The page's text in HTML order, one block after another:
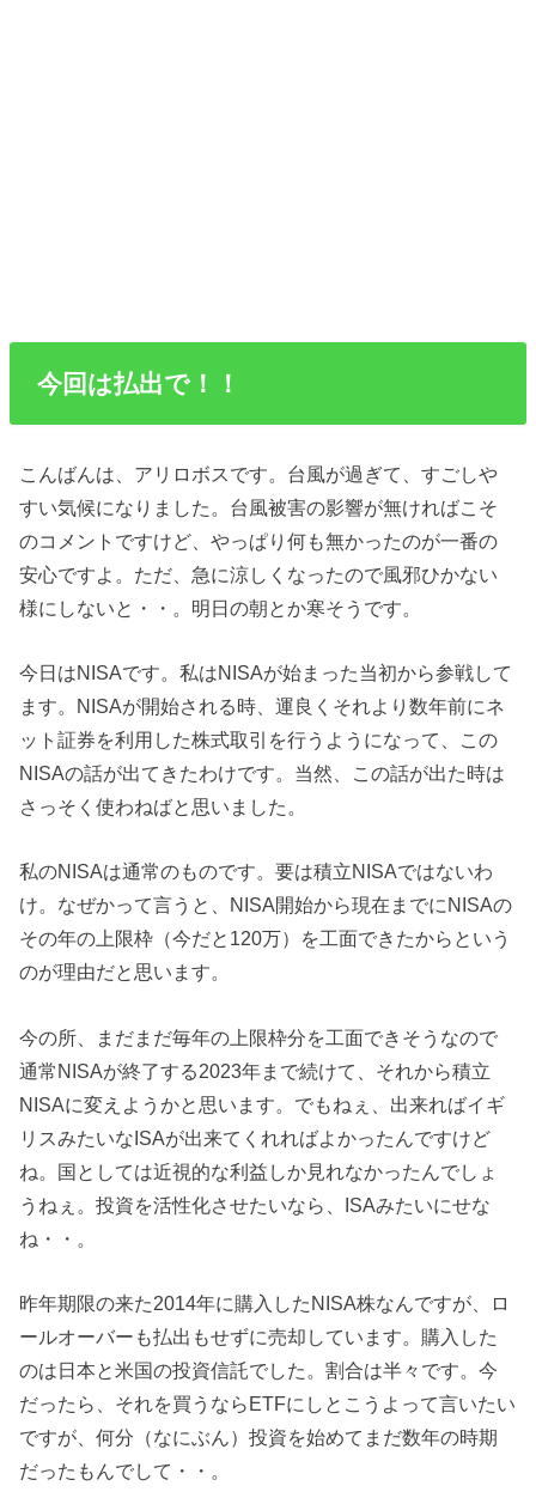
今回は払出で！！
こんばんは、アリロボスです。台風が過ぎて、すごしや
すい気候になりました。台風被害の影響が無ければこそ
のコメントですけど、やっぱり何も無かったのが一番の
安心ですよ。ただ、急に涼しくなったので風邪ひかない
様にしないと・・。明日の朝とか寒そうです。
今日はNISAです。私はNISAが始まった当初から参戦して
ます。NISAが開始される時、運良くそれより数年前にネ
ット証券を利用した株式取引を行うようになって、この
NISAの話が出てきたわけです。当然、この話が出た時は
さっそく使わねばと思いました。
私のNISAは通常のものです。要は積立NISAではないわ
け。なぜかって言うと、NISA開始から現在までにNISAの
その年の上限枠（今だと120万）を工面できたからという
のが理由だと思います。
今の所、まだまだ毎年の上限枠分を工面できそうなので
通常NISAが終了する2023年まで続けて、それから積立
NISAに変えようかと思います。でもねぇ、出来ればイギ
リスみたいなISAが出来てくれればよかったんですけど
ね。国としては近視的な利益しか見れなかったんでしょ
うねぇ。投資を活性化させたいなら、ISAみたいにせな
ね・・。
昨年期限の来た2014年に購入したNISA株なんですが、ロ
ールオーバーも払出もせずに売却しています。購入した
のは日本と米国の投資信託でした。割合は半々です。今
だったら、それを買うならETFにしとこうよって言いたい
ですが、何分（なにぶん）投資を始めてまだ数年の時期
だったもんでして・・。